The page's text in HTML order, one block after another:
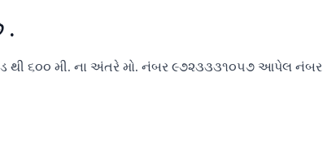
.
થી ૬૦૦ મી. ના અંતરે મો. નંબર ૯૭૨૩૩૩૧૦૫૭ આપેલ નંબર